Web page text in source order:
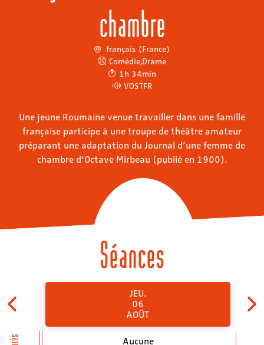
chambre
français (France)
Comédie,Drame
1h 34min
VOSTFR
Une jeune Roumaine venue travailler dans une famille
française participe à une troupe de théâtre amateur
préparant une adaptation du Journal d’une femme de
chambre d’Octave Mirbeau (publié en 1900).
Séances
JEU.
06
AOÛT
Aucune